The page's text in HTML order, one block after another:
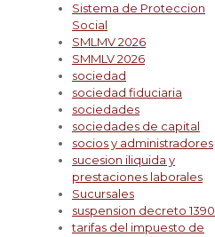
Sistema de Proteccion
Social
SMLMV 2026
SMMLV 2026
sociedad
sociedad fiduciaria
sociedades
sociedades de capital
socios y administradores
sucesion iliquida y
prestaciones laborales
Sucursales
suspension decreto 1390
tarifas del impuesto de